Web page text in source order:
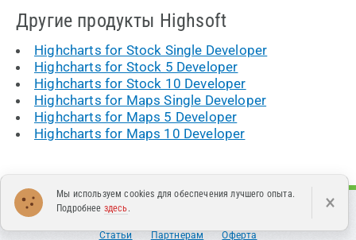
Другие продукты Highsoft
Highcharts for Stock Single Developer
Highcharts for Stock 5 Developer
Highcharts for Stock 10 Developer
Highcharts for Maps Single Developer
Highcharts for Maps 5 Developer
Highcharts for Maps 10 Developer
Каталог Поддержка
Статьи
Партнерам Оферта
Мы используем cookies для обеспечения лучшего опыта.
Подробнее здесь. ×